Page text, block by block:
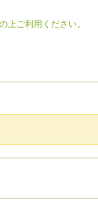
ご利用ください。